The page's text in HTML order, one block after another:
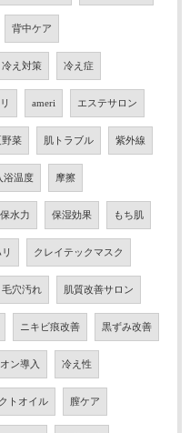
背中ケア
冷え対策 冷え症
ameri エステサロン
野菜 肌トラブル 紫外線
浴温度 摩擦
保水力 保湿効果 もち肌
クレイテックマスク
毛穴汚れ 肌質改善サロン
ニキビ痕改善 黒ずみ改善
ン導入 冷え性
トオイル 膣ケア